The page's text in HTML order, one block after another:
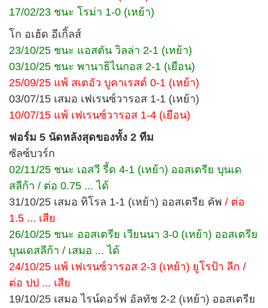
17/02/23 ชนะ โรม่า 1-0 (เหย้า)
โก อเฮ้ด อีเกิ้ลส์
23/10/25 ชนะ แอสตัน วิลล่า 2-1 (เหย้า)
03/10/25 ชนะ พานาธิไนกอส 2-1 (เยือน)
25/09/25 แพ้ สเตอัว บูคาเรสต์ 0-1 (เหย้า)
03/07/15 เสมอ เฟเรนซ์วารอส 1-1 (เหย้า)
10/07/15 แพ้ เฟเรนซ์วารอส 1-4 (เยือน)
ฟอร์ม 5 นัดหลังสุดของทั้ง 2 ทีม
ซัลซ์บวร์ก
02/11/25 ชนะ เอสวี รี้ด 4-1 (เหย้า) ออสเตรีย บุนเด
สลีก้า / ต่อ 0.75 ... ได้
31/10/25 เสมอ ทิโรล 1-1 (เหย้า) ออสเตรีย คัพ / ต่อ
1.5 ... เสีย
26/10/25 ชนะ ออสเตรีย เวียนนา 3-0 (เหย้า) ออสเตรีย
บุนเดสลีก้า / เสมอ ... ได้
24/10/25 แพ้ เฟเรนซ์วารอส 2-3 (เหย้า) ยูโรป้า ลีก /
ต่อ ปป ... เสีย
19/10/25 เสมอ ไรน์ดอร์ฟ อัลทัช 2-2 (เหย้า) ออสเตรีย